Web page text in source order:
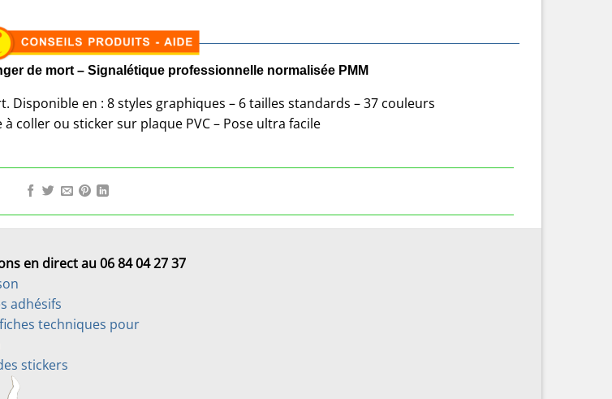
de mort – Signalétique professionnelle normalisée PMM
Disponible en : 8 styles graphiques – 6 tailles standards – 37 couleurs
coller ou sticker sur plaque PVC – Pose ultra facile
en direct au 06 84 04 27 37
adhésifs
techniques pour
stickers